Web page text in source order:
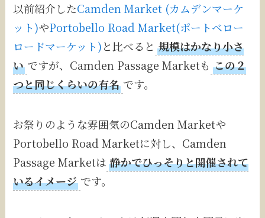
以前紹介したCamden Market (カムデンマーケ
ット)やPortobello Road Market(ポートベロー
ロードマーケット)と比べると 規模はかなり小さ
い ですが、Camden Passage Marketも この２
つと同じくらいの有名 です。
お祭りのような雰囲気のCamden Marketや
Portobello Road Marketに対し、Camden
Passage Marketは 静かでひっそりと開催されて
いるイメージ です。